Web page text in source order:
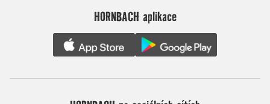
HORNBACH aplikace